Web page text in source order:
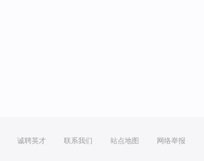
诚聘英才 联系我们 站点地图 网络举报